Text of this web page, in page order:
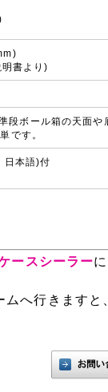
書より)
段ボール箱の天面や
です。
日本語)付
ースシーラー
へ行きます